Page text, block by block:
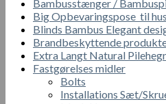
Bambusstænger /
Big Opbevaringspose til
Blinds Bambus Elegant
Brandbeskyttende
Extra Langt Natural
Fastgørelses midler
Bolts
Installations Sæt/